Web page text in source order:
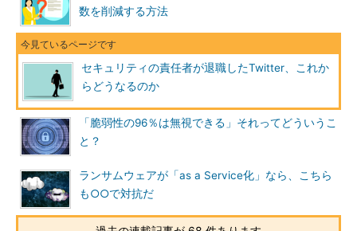
数を削減する方法
セキュリティの責任者が退職したTwitter、これか
らどうなるのか
「脆弱性の96％は無視できる」それってどういうこ
と？
ランサムウェアが「as a Service化」なら、こちら
も○○で対抗だ